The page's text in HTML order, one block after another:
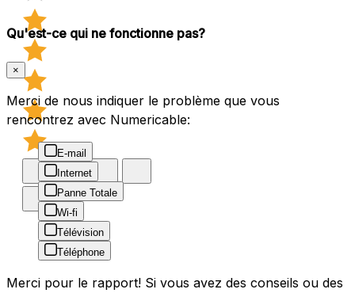
Qu'est-ce qui ne fonctionne pas?
×
Merci de nous indiquer le problème que vous
rencontrez avec Numericable:
E-mail
Internet
Panne Totale
Wi-fi
Télévision
Téléphone
Merci pour le rapport! Si vous avez des conseils ou des